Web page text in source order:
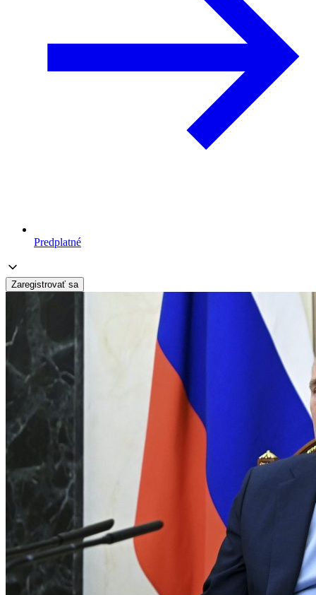
Predplatné
Zaregistrovať sa